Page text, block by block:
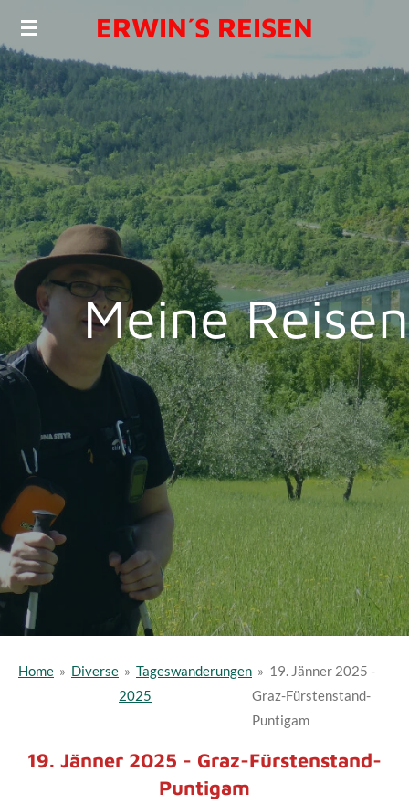
Zum
Hauptinhalt
springen
ERWIN´S REISEN
Meine Reisen
Home » Diverse » Tageswanderungen
2025
» 19. Jänner 2025 -
Graz-Fürstenstand-
Puntigam
19. Jänner 2025 - Graz-Fürstenstand-
Puntigam